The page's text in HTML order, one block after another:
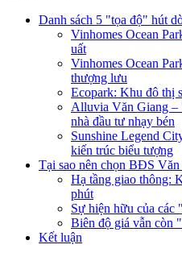
Danh sách 5 "tọa độ" hút
Vinhomes Ocean
uất
Vinhomes Ocean
thượng lưu
Ecopark: Khu đô thị
Alluvia Văn Giang –
nhà đầu tư nhạy bén
Sunshine Legend
kiến trúc biểu tượng
Tại sao nên chọn BĐS
Hạ tầng giao thông:
phút
Sự hiện hữu của các
Biên độ giá vẫn còn
Kết luận